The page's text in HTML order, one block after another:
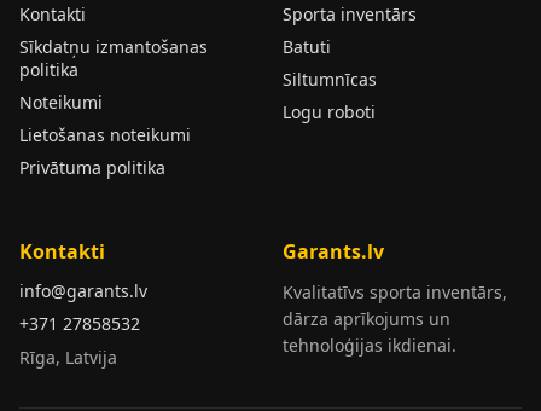
Kontakti
Sīkdatņu izmantošanas
politika
Noteikumi
Lietošanas noteikumi
Privātuma politika
Sporta inventārs
Batuti
Siltumnīcas
Logu roboti
Kontakti
info@garants.lv
+371 27858532
Rīga, Latvija
Garants.lv
Kvalitatīvs sporta inventārs,
dārza aprīkojums un
tehnoloģijas ikdienai.